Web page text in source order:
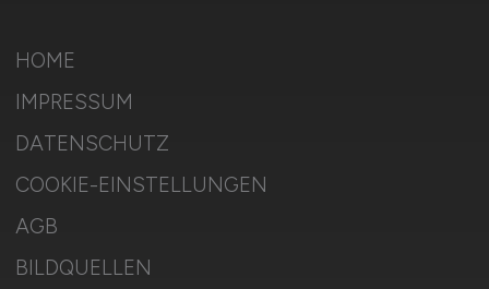
HOME
IMPRESSUM
DATENSCHUTZ
COOKIE-EINSTELLUNGEN
AGB
BILDQUELLEN